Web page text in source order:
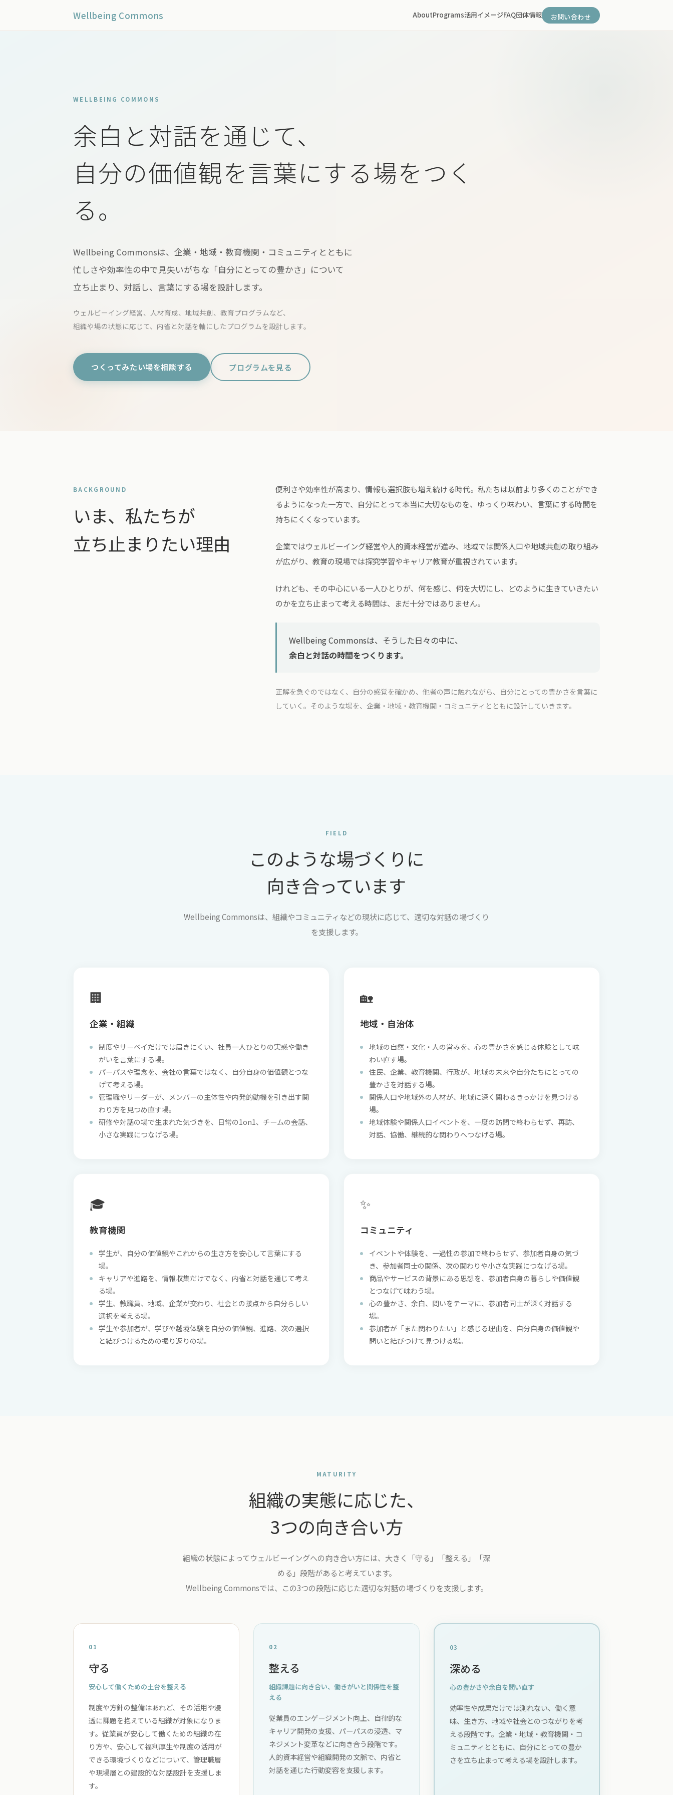
Wellbeing Commons AboutPrograms活用イメージFAQ団体情報 お問い合わせ
WELLBEING COMMONS
余白と対話を通じて、
自分の価値観を言葉にする場をつく
る。
Wellbeing Commonsは、企業・地域・教育機関・コミュニティとともに
忙しさや効率性の中で見失いがちな「自分にとっての豊かさ」について
立ち止まり、対話し、言葉にする場を設計します。
ウェルビーイング経営、人材育成、地域共創、教育プログラムなど、
組織や場の状態に応じて、内省と対話を軸にしたプログラムを設計します。
つくってみたい場を相談する プログラムを見る
BACKGROUND
いま、私たちが
立ち止まりたい理由
便利さや効率性が高まり、情報も選択肢も増え続ける時代。私たちは以前より多くのことができ
るようになった一方で、自分にとって本当に大切なものを、ゆっくり味わい、言葉にする時間を
持ちにくくなっています。
企業ではウェルビーイング経営や人的資本経営が進み、地域では関係人口や地域共創の取り組み
が広がり、教育の現場では探究学習やキャリア教育が重視されています。
けれども、その中心にいる一人ひとりが、何を感じ、何を大切にし、どのように生きていきたい
のかを立ち止まって考える時間は、まだ十分ではありません。
Wellbeing Commonsは、そうした日々の中に、
余白と対話の時間をつくります。
正解を急ぐのではなく、自分の感覚を確かめ、他者の声に触れながら、自分にとっての豊かさを言葉に
していく。そのような場を、企業・地域・教育機関・コミュニティとともに設計していきます。
FIELD
このような場づくりに
向き合っています
Wellbeing Commonsは、組織やコミュニティなどの現状に応じて、適切な対話の場づくり
を支援します。
🏢
企業・組織
制度やサーベイだけでは届きにくい、社員一人ひとりの実感や働き
がいを言葉にする場。
パーパスや理念を、会社の言葉ではなく、自分自身の価値観とつな
げて考える場。
管理職やリーダーが、メンバーの主体性や内発的動機を引き出す関
わり方を見つめ直す場。
研修や対話の場で生まれた気づきを、日常の1on1、チームの会話、
小さな実践につなげる場。
🏡
地域・自治体
地域の自然・文化・人の営みを、心の豊かさを感じる体験として味
わい直す場。
住民、企業、教育機関、行政が、地域の未来や自分たちにとっての
豊かさを対話する場。
関係人口や地域外の人材が、地域に深く関わるきっかけを見つける
場。
地域体験や関係人口イベントを、一度の訪問で終わらせず、再訪、
対話、協働、継続的な関わりへつなげる場。
🎓
教育機関
学生が、自分の価値観やこれからの生き方を安心して言葉にする
場。
キャリアや進路を、情報収集だけでなく、内省と対話を通じて考え
る場。
学生、教職員、地域、企業が交わり、社会との接点から自分らしい
選択を考える場。
学生や参加者が、学びや越境体験を自分の価値観、進路、次の選択
と結びつけるための振り返りの場。
✨
コミュニティ
イベントや体験を、一過性の参加で終わらせず、参加者自身の気づ
き、参加者同士の関係、次の関わりや小さな実践につなげる場。
商品やサービスの背景にある思想を、参加者自身の暮らしや価値観
とつなげて味わう場。
心の豊かさ、余白、問いをテーマに、参加者同士が深く対話する
場。
参加者が「また関わりたい」と感じる理由を、自分自身の価値観や
問いと結びつけて見つける場。
MATURITY
組織の実態に応じた、
3つの向き合い方
組織の状態によってウェルビーイングへの向き合い方には、大きく「守る」「整える」「深
める」段階があると考えています。
Wellbeing Commonsでは、この3つの段階に応じた適切な対話の場づくりを支援します。
01
守る
安心して働くための土台を整える
制度や方針の整備はあれど、その活用や浸
透に課題を抱えている組織が対象になりま
す。従業員が安心して働くための組織の在
り方や、安心して福利厚生や制度の活用が
できる環境づくりなどについて、管理職層
や現場層との建設的な対話設計を支援しま
す。
02
整える
組織課題に向き合い、働きがいと関係性を整
える
従業員のエンゲージメント向上、自律的な
キャリア開発の支援、パーパスの浸透、マ
ネジメント変革などに向き合う段階です。
人的資本経営や組織開発の文脈で、内省と
対話を通じた行動変容を支援します。
03
深める
心の豊かさや余白を問い直す
効率性や成果だけでは測れない、働く意
味、生き方、地域や社会とのつながりを考
える段階です。企業・地域・教育機関・コ
ミュニティとともに、自分にとっての豊か
さを立ち止まって考える場を設計します。